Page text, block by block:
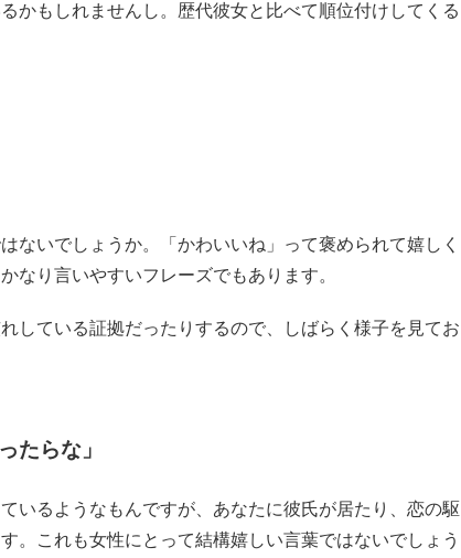
かもしれませんし。歴代彼女と比べて順位付けしてくる
ないでしょうか。「かわいいね」って褒められて嬉しく
なり言いやすいフレーズでもあります。
している証拠だったりするので、しばらく様子を見てお
たらな」
いるようなもんですが、あなたに彼氏が居たり、恋の駆
。これも女性にとって結構嬉しい言葉ではないでしょう